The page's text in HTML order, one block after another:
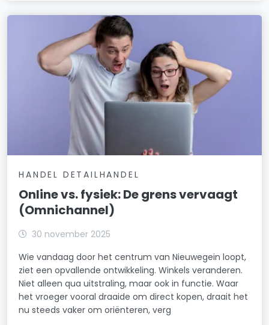
HANDEL DETAILHANDEL
Online vs. fysiek: De grens vervaagt
(Omnichannel)
30 november 2025
Wie vandaag door het centrum van Nieuwegein loopt,
ziet een opvallende ontwikkeling. Winkels veranderen.
Niet alleen qua uitstraling, maar ook in functie. Waar
het vroeger vooral draaide om direct kopen, draait het
nu steeds vaker om oriënteren, verg